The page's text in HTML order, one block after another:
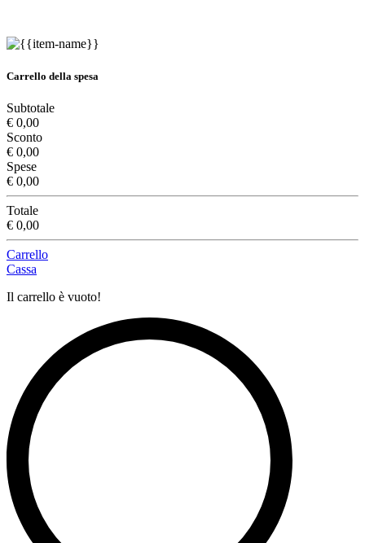
Carrello della spesa
Subtotale
€ 0,00
Sconto
€ 0,00
Spese
€ 0,00
Totale
€ 0,00
Carrello
Cassa
Il carrello è vuoto!